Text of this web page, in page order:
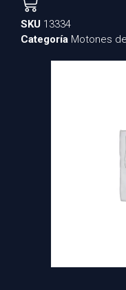
SKU 13334
Categoría Motones